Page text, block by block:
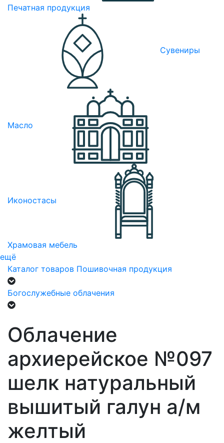
Печатная продукция
Сувениры
Масло
Иконостасы
Храмовая мебель
ещё
Каталог товаров Пошивочная продукция
Богослужебные облачения
Облачение
архиерейское №097
шелк натуральный
вышитый галун а/м
желтый